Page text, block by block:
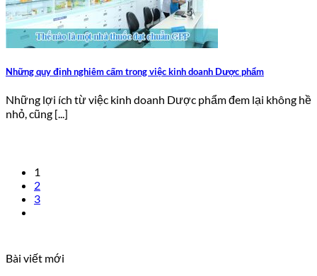
Những quy định nghiêm cấm trong việc kinh doanh Dược phẩm
Những lợi ích từ việc kinh doanh Dược phẩm đem lại không hề
nhỏ, cũng [...]
1
2
3
Bài viết mới